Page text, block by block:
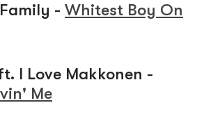
- Whitest Boy On
I Love Makkonen -
Me